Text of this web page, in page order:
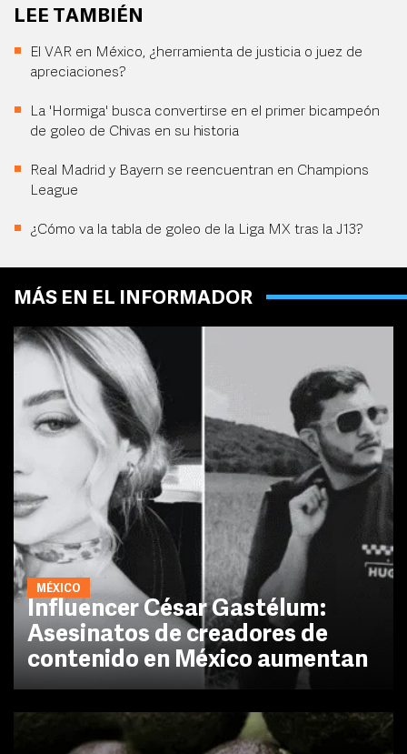
LEE TAMBIÉN
El VAR en México, ¿herramienta de justicia o juez de
apreciaciones?
La 'Hormiga' busca convertirse en el primer bicampeón
de goleo de Chivas en su historia
Real Madrid y Bayern se reencuentran en Champions
League
¿Cómo va la tabla de goleo de la Liga MX tras la J13?
MÁS EN EL INFORMADOR
MÉXICO
Influencer César Gastélum:
Asesinatos de creadores de
contenido en México aumentan